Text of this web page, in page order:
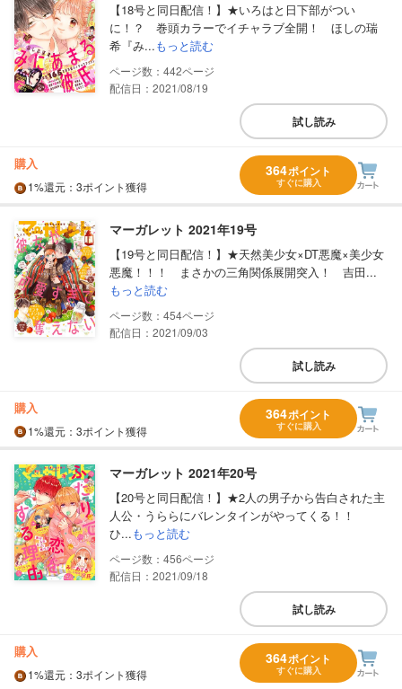
【18号と同日配信！】★いろはと日下部がつい
に！？ 巻頭カラーでイチャラブ全開！ ほしの瑞
希『み...もっと読む
442
配信日：2021/08/19
試し読み
購入
1%還元 ：3ポイント獲得
364ポイント
すぐに購入
マーガレット 2021年19号
【19号と同日配信！】★天然美少女×DT悪魔×美少女
悪魔！！！ まさかの三角関係展開突入！ 吉田...
もっと読む
454
配信日：2021/09/03
試し読み
購入
1%還元 ：3ポイント獲得
364ポイント
すぐに購入
マーガレット 2021年20号
【20号と同日配信！】★2人の男子から告白された主
人公・うららにバレンタインがやってくる！！
ひ...もっと読む
456
配信日：2021/09/18
試し読み
購入
1%還元 ：3ポイント獲得
364ポイント
すぐに購入